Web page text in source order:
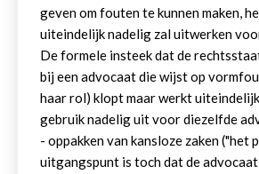
geven om fouten te kunnen maken,
uiteindelijk nadelig zal uitwerken
De formele insteek dat de
bij een advocaat die wijst op
haar rol) klopt maar werkt
gebruik nadelig uit voor diezelfde
- oppakken van kansloze zaken ("het
uitgangspunt is toch dat de